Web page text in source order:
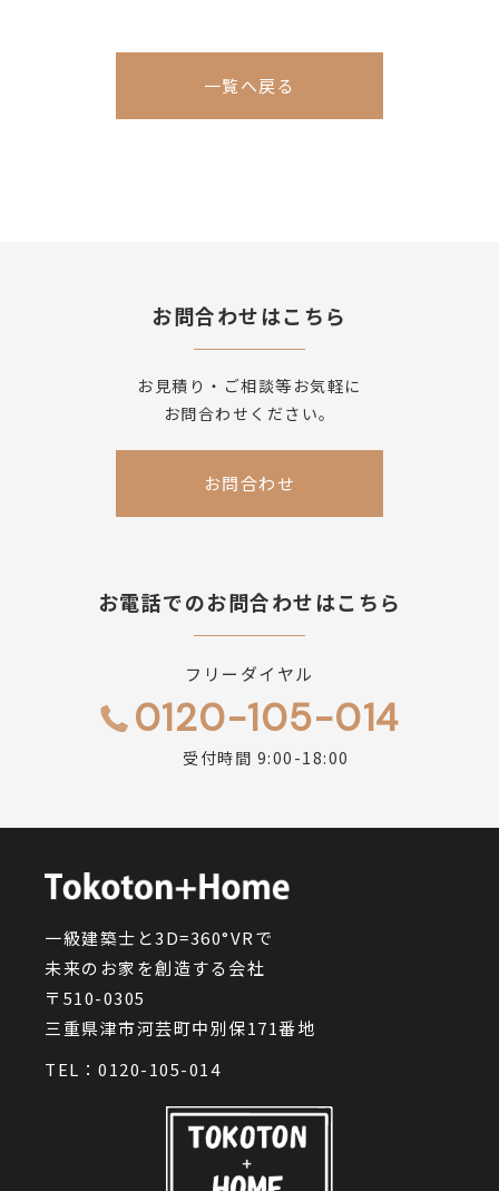
一覧へ戻る
お問合わせはこちら
お見積り・ご相談等お気軽に
お問合わせください。
お問合わせ
お電話でのお問合わせはこちら
フリーダイヤル
0120-105-014
受付時間 9:00-18:00
一級建築士と3D=360°VRで
未来のお家を創造する会社
〒510-0305
三重県津市河芸町中別保171番地
TEL： 0120-105-014